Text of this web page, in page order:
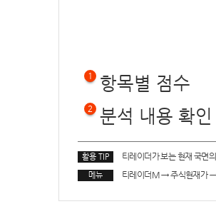
1 항목별 점수
2 분석 내용 확인
활용 TIP 티레이더가 보는 현재 국면
메뉴 티레이더M→주식현재가